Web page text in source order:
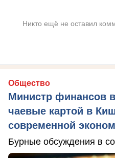
Никто ещё не оставил
Общество
Министр финансов
чаевые картой в
современной
Бурные обсуждения в